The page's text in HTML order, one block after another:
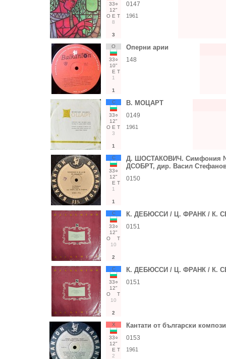
33○
12"
О Е Т
8
3
0147
1961
О
33○
10"
Е Т
1
1
Оперни арии
148
С
33○
12"
О Е Т
3
1
В. МОЦАРТ
0149
1961
С
33○
12"
Е Т
1
1
Д. ШОСТАКОВИЧ. Симфония
ДСОБРТ, дир. Васил
0150
С
33○
12"
О
Т
10
2
К. ДЕБЮССИ / Ц. ФРАНК / К.
0151
С
33○
12"
О
Т
10
2
К. ДЕБЮССИ / Ц. ФРАНК / К.
0151
Х
33○
12"
Е Т
2
Кантати от български
0153
1961